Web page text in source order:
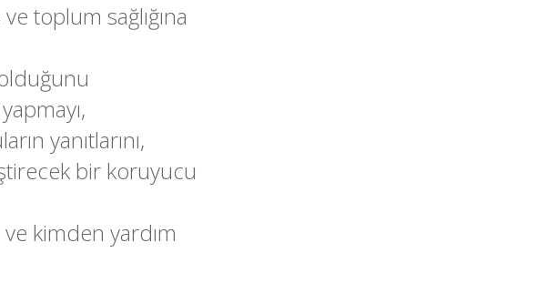
toplum sağlığına
yanıtlarını,
bir koruyucu
kimden yardım